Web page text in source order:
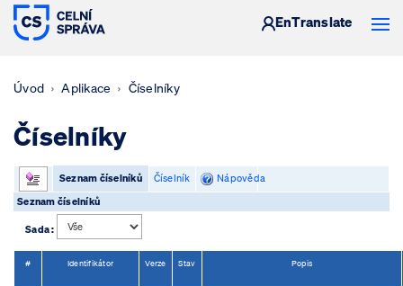
CELNÍ SPRÁVA ČESKÉ REPUBLIKY
EnTranslate
Úvod Aplikace Číselníky
Číselníky
Seznam číselníků Číselník
Nápověda
Seznam číselníků
Sada :
# Identifikátor Verze Stav Popis